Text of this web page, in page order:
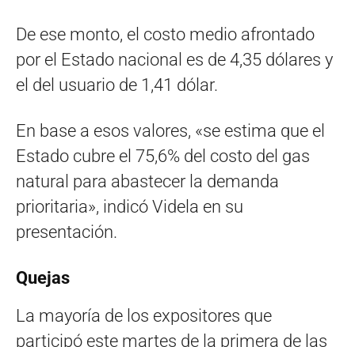
De ese monto, el costo medio afrontado
por el Estado nacional es de 4,35 dólares y
el del usuario de 1,41 dólar.
En base a esos valores, «se estima que el
Estado cubre el 75,6% del costo del gas
natural para abastecer la demanda
prioritaria», indicó Videla en su
presentación.
Quejas
La mayoría de los expositores que
participó este martes de la primera de las